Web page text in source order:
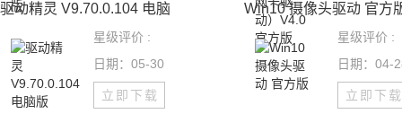
驱动精灵 V9.70.0.104 电脑
星级评价 :
日期：05-30
立即下载
Win10 摄像头驱动 官方
星级评价 :
日期：04-
立即下载